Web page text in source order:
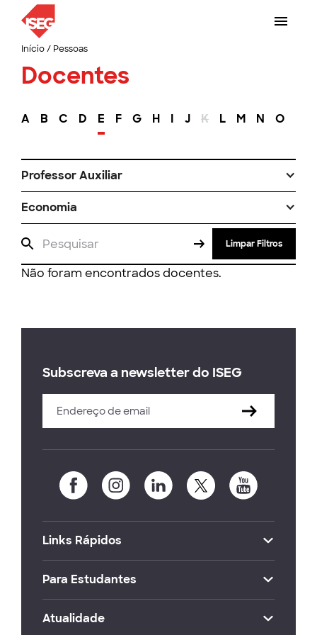
Início/ Pessoas
Docentes
A B C D E F G H I J K L M N O
Professor Auxiliar
Economia
Limpar Filtros
Não foram encontrados docentes.
Subscreva a newsletter do ISEG
Links Rápidos
Para Estudantes
Atualidade